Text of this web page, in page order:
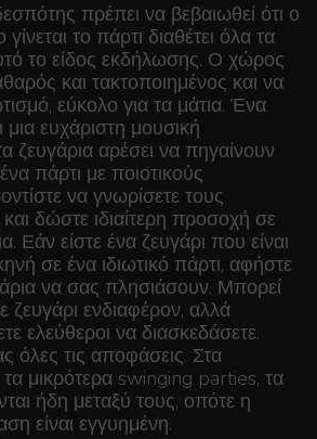
πρέπει να βεβαιωθεί ότι ο
το πάρτι διαθέτει όλα τα
το είδος εκδήλωσης. Ο χώρος
και τακτοποιημένος και να
εύκολο για τα μάτια. Ένα
μια ευχάριστη μουσική
ζευγάρια αρέσει να πηγαίνουν
πάρτι με ποιοτικούς
να γνωρίσετε τους
δώστε ιδιαίτερη προσοχή σε
Εάν είστε ένα ζευγάρι που είναι
σε ένα ιδιωτικό πάρτι, αφήστε
να σας πλησιάσουν. Μπορεί
ζευγάρι ενδιαφέρον, αλλά
ελεύθεροι να διασκεδάσετε.
όλες τις αποφάσεις. Στα
μικρότερα swinging parties, τα
ήδη μεταξύ τους, οπότε η
είναι εγγυημένη.